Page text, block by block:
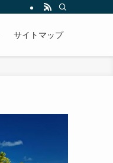
サイトマップ